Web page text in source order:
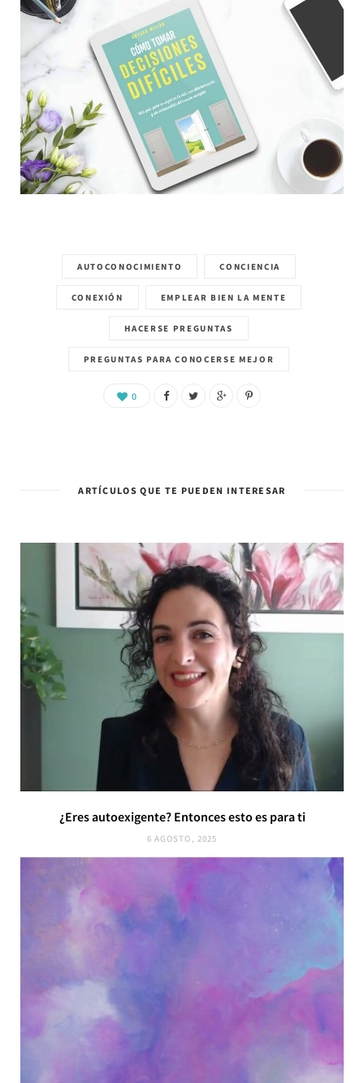
AUTOCONOCIMIENTO CONCIENCIA
CONEXIÓN EMPLEAR BIEN LA MENTE
HACERSE PREGUNTAS
PREGUNTAS PARA CONOCERSE MEJOR
0
ARTÍCULOS QUE TE PUEDEN INTERESAR
¿Eres autoexigente? Entonces esto es para ti
6 AGOSTO, 2025